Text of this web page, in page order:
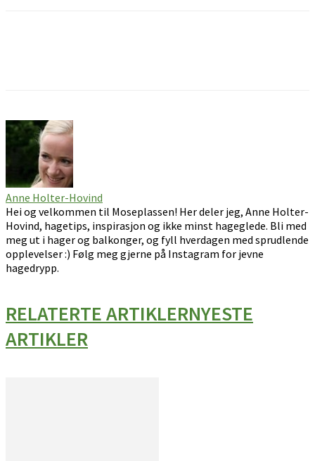
Anne Holter-Hovind
Hei og velkommen til Moseplassen! Her deler jeg, Anne Holter-
Hovind, hagetips, inspirasjon og ikke minst hageglede. Bli med
meg ut i hager og balkonger, og fyll hverdagen med sprudlende
opplevelser :) Følg meg gjerne på Instagram for jevne
hagedrypp.
RELATERTE ARTIKLERNYESTE
ARTIKLER